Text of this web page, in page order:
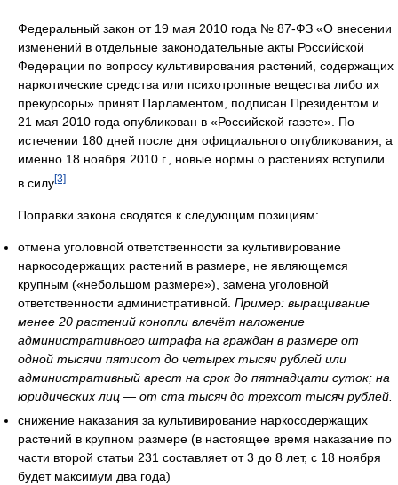
Федеральный закон от 19 мая 2010 года № 87-ФЗ «О внесении
изменений в отдельные законодательные акты Российской
Федерации по вопросу культивирования растений, содержащих
наркотические средства или психотропные вещества либо их
прекурсоры» принят Парламентом, подписан Президентом и
21 мая 2010 года опубликован в «Российской газете». По
истечении 180 дней после дня официального опубликования, а
именно 18 ноября 2010 г., новые нормы о растениях вступили
в силу[3]
Поправки закона сводятся к следующим позициям:
отмена уголовной ответственности за культивирование
наркосодержащих растений в размере, не являющемся
крупным («небольшом размере»), замена уголовной
ответственности административной. Пример: выращивание
менее 20 растений конопли влечёт наложение
административного штрафа на граждан в размере от
одной тысячи пятисот до четырех тысяч рублей или
административный арест на срок до пятнадцати суток; на
юридических лиц — от ста тысяч до трехсот тысяч рублей.
снижение наказания за культивирование наркосодержащих
растений в крупном размере (в настоящее время наказание по
части второй статьи 231 составляет от 3 до 8 лет, с 18 ноября
будет максимум два года)